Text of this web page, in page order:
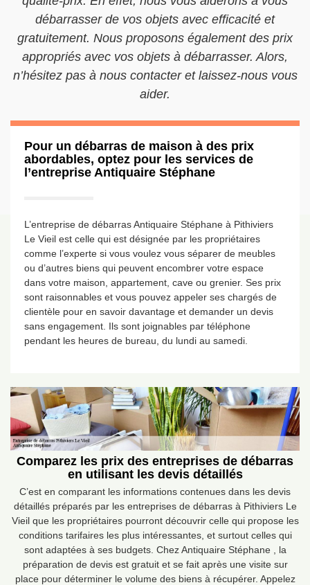
débarrasser de vos objets avec efficacité et
gratuitement. Nous proposons également des prix
appropriés avec vos objets à débarrasser. Alors,
n’hésitez pas à nous contacter et laissez-nous vous
aider.
Pour un débarras de maison à des prix
abordables, optez pour les services de
l’entreprise Antiquaire Stéphane
L’entreprise de débarras Antiquaire Stéphane à Pithiviers
Le Vieil est celle qui est désignée par les propriétaires
comme l’experte si vous voulez vous séparer de meubles
ou d’autres biens qui peuvent encombrer votre espace
dans votre maison, appartement, cave ou grenier. Ses prix
sont raisonnables et vous pouvez appeler ses chargés de
clientèle pour en savoir davantage et demander un devis
sans engagement. Ils sont joignables par téléphone
pendant les heures de bureau, du lundi au samedi.
Comparez les prix des entreprises de débarras
en utilisant les devis détaillés
C’est en comparant les informations contenues dans les devis
détaillés préparés par les entreprises de débarras à Pithiviers Le
Vieil que les propriétaires pourront découvrir celle qui propose les
conditions tarifaires les plus intéressantes, et surtout celles qui
sont adaptées à ses budgets. Chez Antiquaire Stéphane , la
préparation de devis est gratuit et se fait après une visite sur
place pour déterminer le volume des biens à récupérer. Appelez